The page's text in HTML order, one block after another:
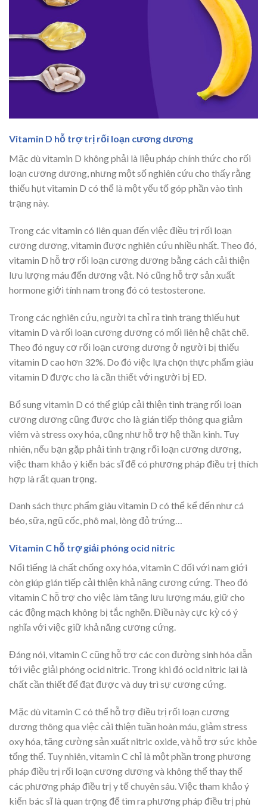
Vitamin D hỗ trợ trị rối loạn cương dương
Mặc dù vitamin D không phải là liệu pháp chính thức cho rối
loạn cương dương, nhưng một số nghiên cứu cho thấy rằng
thiếu hụt vitamin D có thể là một yếu tố góp phần vào tình
trạng này.
Trong các vitamin có liên quan đến việc điều trị rối loạn
cương dương, vitamin được nghiên cứu nhiều nhất. Theo đó,
vitamin D hỗ trợ rối loạn cương dương bằng cách cải thiện
lưu lượng máu đến dương vật. Nó cũng hỗ trợ sản xuất
hormone giới tính nam trong đó có testosterone.
Trong các nghiên cứu, người ta chỉ ra tình trạng thiếu hụt
vitamin D và rối loạn cương dương có mối liên hệ chặt chẽ.
Theo đó nguy cơ rối loạn cương dương ở người bị thiếu
vitamin D cao hơn 32%. Do đó việc lựa chọn thực phẩm giàu
vitamin D được cho là cần thiết với người bị ED.
Bổ sung vitamin D có thể giúp cải thiện tình trạng rối loạn
cương dương cũng được cho là gián tiếp thông qua giảm
viêm và stress oxy hóa, cũng như hỗ trợ hệ thần kinh. Tuy
nhiên, nếu bạn gặp phải tình trạng rối loạn cương dương,
việc tham khảo ý kiến bác sĩ để có phương pháp điều trị thích
hợp là rất quan trọng.
Danh sách thực phẩm giàu vitamin D có thể kể đến như cá
béo, sữa, ngũ cốc, phô mai, lòng đỏ trứng…
Vitamin C hỗ trợ giải phóng ocid nitric
Nổi tiếng là chất chống oxy hóa, vitamin C đối với nam giới
còn giúp gián tiếp cải thiện khả năng cương cứng. Theo đó
vitamin C hỗ trợ cho việc làm tăng lưu lượng máu, giữ cho
các động mạch không bị tắc nghẽn. Điều này cực kỳ có ý
nghĩa với việc giữ khả năng cương cứng.
Đáng nói, vitamin C cũng hỗ trợ các con đường sinh hóa dẫn
tới việc giải phóng ocid nitric. Trong khi đó ocid nitric lại là
chất cần thiết để đạt được và duy trì sự cương cứng.
Mặc dù vitamin C có thể hỗ trợ điều trị rối loạn cương
dương thông qua việc cải thiện tuần hoàn máu, giảm stress
oxy hóa, tăng cường sản xuất nitric oxide, và hỗ trợ sức khỏe
tổng thể. Tuy nhiên, vitamin C chỉ là một phần trong phương
pháp điều trị rối loạn cương dương và không thể thay thế
các phương pháp điều trị y tế chuyên sâu. Việc tham khảo ý
kiến bác sĩ là quan trọng để tìm ra phương pháp điều trị phù